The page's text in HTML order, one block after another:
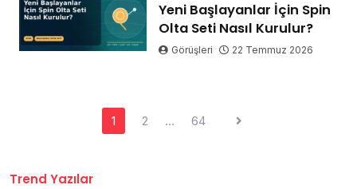
Yeni Başlayanlar İçin Spin
Olta Seti Nasıl Kurulur?
Görüşleri 22 Temmuz 2026
1 2 … 64
Trend Yazılar